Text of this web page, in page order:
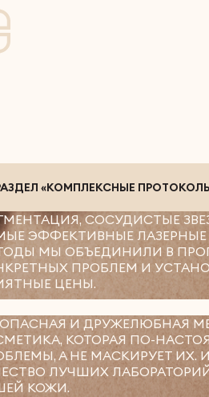
«КОМПЛЕКСНЫЕ
СОСУДИСТЫЕ
ЭФФЕКТИВНЫЕ
МЫ ОБЪЕДИНИЛИ В
ПРОБЛЕМ И
ЦЕНЫ.
И ДРУЖЕЛЮБНАЯ
КОТОРАЯ ПО-
А НЕ МАСКИРУЕТ ИХ.
ЛУЧШИХ
КОЖИ.